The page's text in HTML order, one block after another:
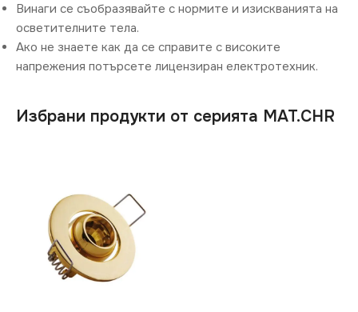
Винаги се съобразявайте с нормите и изискванията на
осветителните тела.
Ако не знаете как да се справите с високите
напрежения потърсете лицензиран електротехник.
Избрани продукти от серията MAT.CHR